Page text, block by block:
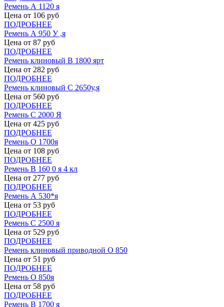
Ремень А 1120 я
Цена от 106 руб
ПОДРОБНЕЕ
Ремень А 950 У ,я
Цена от 87 руб
ПОДРОБНЕЕ
Ремень клиновый В 1800 ярт
Цена от 282 руб
ПОДРОБНЕЕ
Ремень клиновый С 2650у,я
Цена от 560 руб
ПОДРОБНЕЕ
Ремень С 2000 Я
Цена от 425 руб
ПОДРОБНЕЕ
Ремень О 1700я
Цена от 108 руб
ПОДРОБНЕЕ
Ремень В 160 0 я 4 кл
Цена от 277 руб
ПОДРОБНЕЕ
Ремень А 530*я
Цена от 53 руб
ПОДРОБНЕЕ
Ремень С 2500 я
Цена от 529 руб
ПОДРОБНЕЕ
Ремень клиновый приводной О 850
Цена от 51 руб
ПОДРОБНЕЕ
Ремень О 850я
Цена от 58 руб
ПОДРОБНЕЕ
Ремень В 1700 я